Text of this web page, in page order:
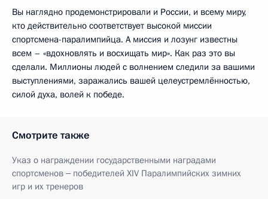
Вы наглядно продемонстрировали и России, и всему миру,
кто действительно соответствует высокой миссии
спортсмена-паралимпийца. А миссия и лозунг известны
всем – «вдохновлять и восхищать мир». Как раз это вы
сделали. Миллионы людей с волнением следили за вашими
выступлениями, заражались вашей целеустремлённостью,
силой духа, волей к победе.
Смотрите также
Указ о награждении государственными наградами
спортсменов ‒ победителей XIV Паралимпийских зимних
игр и их тренеров